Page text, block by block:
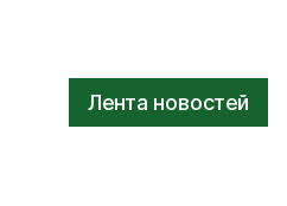
Лента новостей